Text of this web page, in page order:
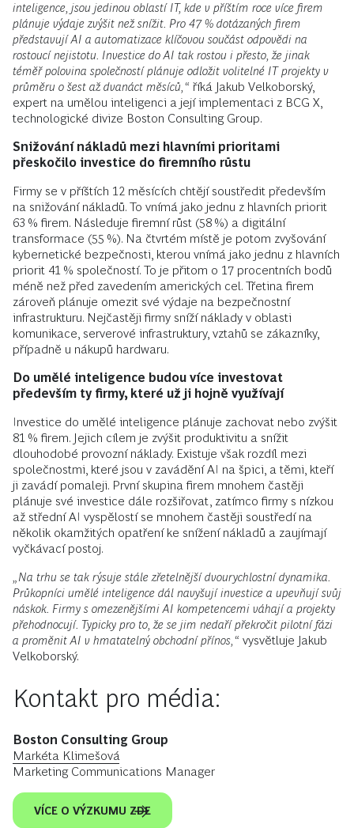
inteligence, jsou jedinou oblastí IT, kde v příštím roce více firem
plánuje výdaje zvýšit než snížit. Pro 47 % dotázaných firem
představují AI a automatizace klíčovou součást odpovědi na
rostoucí nejistotu. Investice do AI tak rostou i přesto, že jinak
téměř polovina společností plánuje odložit volitelné IT projekty v
průměru o šest až dvanáct měsíců,“ říká Jakub Velkoborský,
expert na umělou inteligenci a její implementaci z BCG X,
technologické divize Boston Consulting Group.
Snižování nákladů mezi hlavními prioritami
přeskočilo investice do firemního růstu
Firmy se v příštích 12 měsících chtějí soustředit především
na snižování nákladů. To vnímá jako jednu z hlavních priorit
63 % firem. Následuje firemní růst (58 %) a digitální
transformace (55 %). Na čtvrtém místě je potom zvyšování
kybernetické bezpečnosti, kterou vnímá jako jednu z hlavních
priorit 41 % společností. To je přitom o 17 procentních bodů
méně než před zavedením amerických cel. Třetina firem
zároveň plánuje omezit své výdaje na bezpečnostní
infrastrukturu. Nejčastěji firmy sníží náklady v oblasti
komunikace, serverové infrastruktury, vztahů se zákazníky,
případně u nákupů hardwaru.
Do umělé inteligence budou více investovat
především ty firmy, které už ji hojně využívají
Investice do umělé inteligence plánuje zachovat nebo zvýšit
81 % firem. Jejich cílem je zvýšit produktivitu a snížit
dlouhodobé provozní náklady. Existuje však rozdíl mezi
společnostmi, které jsou v zavádění AI na špici, a těmi, kteří
ji zavádí pomaleji. První skupina firem mnohem častěji
plánuje své investice dále rozšiřovat, zatímco firmy s nízkou
až střední AI vyspělostí se mnohem častěji soustředí na
několik okamžitých opatření ke snížení nákladů a zaujímají
vyčkávací postoj.
„Na trhu se tak rýsuje stále zřetelnější dvourychlostní dynamika.
Průkopníci umělé inteligence dál navyšují investice a upevňují svůj
náskok. Firmy s omezenějšími AI kompetencemi váhají a projekty
přehodnocují. Typicky pro to, že se jim nedaří překročit pilotní fázi
a proměnit AI v hmatatelný obchodní přínos,“ vysvětluje Jakub
Velkoborský.
Kontakt pro média:
Boston Consulting Group
Markéta Klimešová
Marketing Communications Manager
VÍCE O VÝZKUMU ZDE